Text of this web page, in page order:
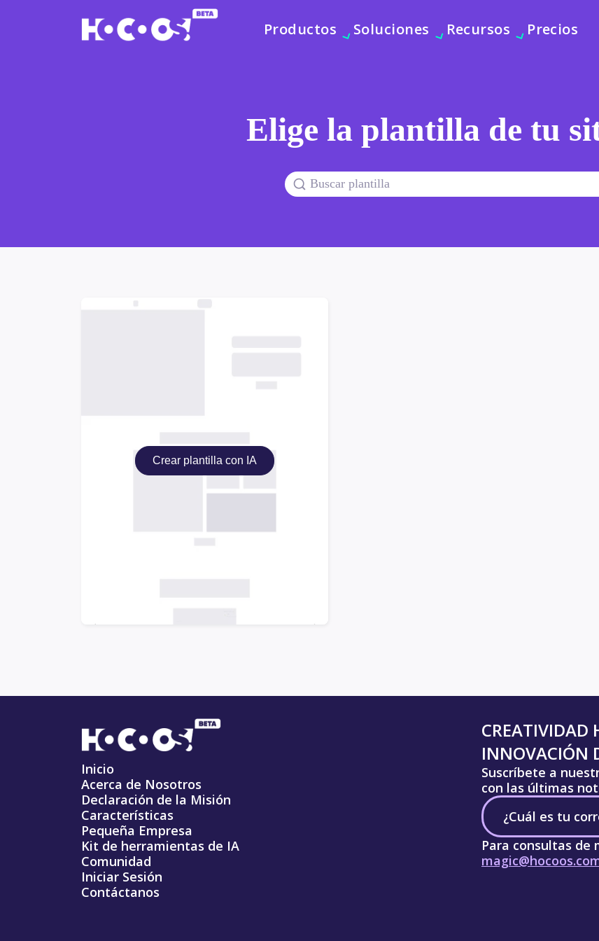
Productos Soluciones Recursos Precios
Elige la plantilla de tu
Crear plantilla con IA
Inicio
Acerca de Nosotros
Declaración de la Misión
Características
Pequeña Empresa
Kit de herramientas de IA
Comunidad
Iniciar Sesión
Contáctanos
CREATIVIDAD
INNOVACIÓN
Suscríbete a
con las últimas
Para consultas de